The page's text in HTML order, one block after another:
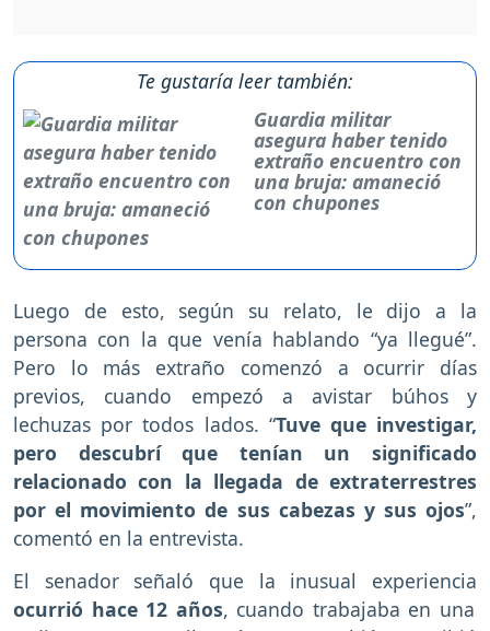
Te gustaría leer también:
Guardia militar
asegura haber tenido
extraño encuentro con
una bruja: amaneció
con chupones
Luego de esto, según su relato, le dijo a la
persona con la que venía hablando “ya llegué”.
Pero lo más extraño comenzó a ocurrir días
previos, cuando empezó a avistar búhos y
lechuzas por todos lados. “Tuve que investigar,
pero descubrí que tenían un significado
relacionado con la llegada de extraterrestres
por el movimiento de sus cabezas y sus ojos”,
comentó en la entrevista.
El senador señaló que la inusual experiencia
ocurrió hace 12 años, cuando trabajaba en una